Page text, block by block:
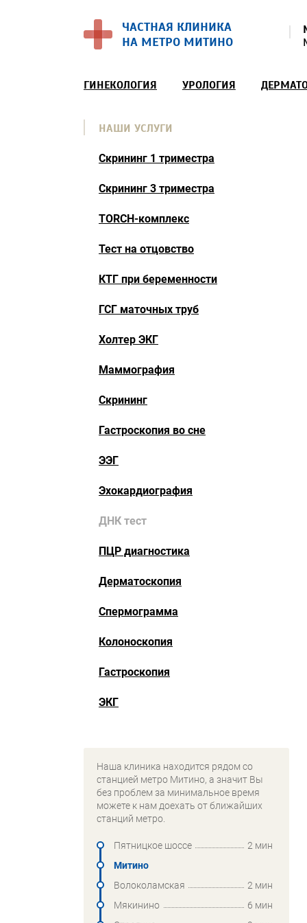
ЧАСТНАЯ КЛИНИКА
НА МЕТРО МИТИНО
ГИНЕКОЛОГИЯ УРОЛОГИЯ
НАШИ УСЛУГИ
Скрининг 1 триместра
Скрининг 3 триместра
TORCH-комплекс
Тест на отцовство
КТГ при беременности
ГСГ маточных труб
Холтер ЭКГ
Маммография
Скрининг
Гастроскопия во сне
ЭЭГ
Эхокардиография
ДНК тест
ПЦР диагностика
Дерматоскопия
Спермограмма
Колоноскопия
Гастроскопия
ЭКГ
Наша клиника находится рядом со
станцией метро Митино, а значит Вы
без проблем за минимальное время
можете к нам доехать от ближайших
станций метро.
Пятницкое шоссе
2 мин
Митино
Волоколамская
2 мин
Мякинино
6 мин